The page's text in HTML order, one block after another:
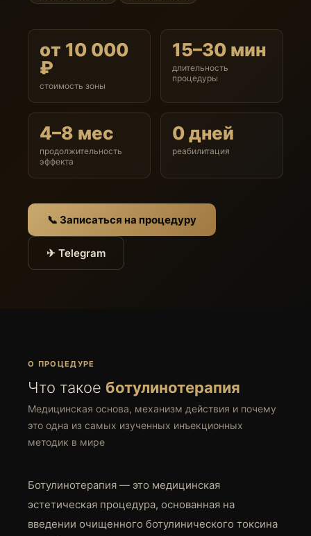
от 10 000
₽
стоимость зоны
15–30 мин
длительность
процедуры
4–8 мес
продолжительность
эффекта
0 дней
реабилитация
📞 Записаться на процедуру
✈ Telegram
О ПРОЦЕДУРЕ
Что такое ботулинотерапия
Медицинская основа, механизм действия и почему
это одна из самых изученных инъекционных
методик в мире
Ботулинотерапия — это медицинская
эстетическая процедура, основанная на
введении очищенного ботулинического токсина